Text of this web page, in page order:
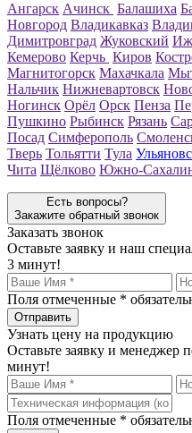
Ангарск Ачинск Балашиха
Новгород Владикавказ
Димитровград Жуковский
Кемерово Керчь Киров
Магнитогорск Махачкала
Нальчик Нижневартовск
Ногинск Орёл Орск Пенза
Пушкино Рыбинск Рязань
Посад Симферополь
Тверь Тольятти Тула
Чита Щёлково Южно-
Есть вопросы?
Закажите обратный звонок
Заказать звонок
Оставьте заявку и наш
3 минут!
Поля отмеченные *
Узнать цену на продукцию
Оставьте заявку и менеджер
минут!
Поля отмеченные *